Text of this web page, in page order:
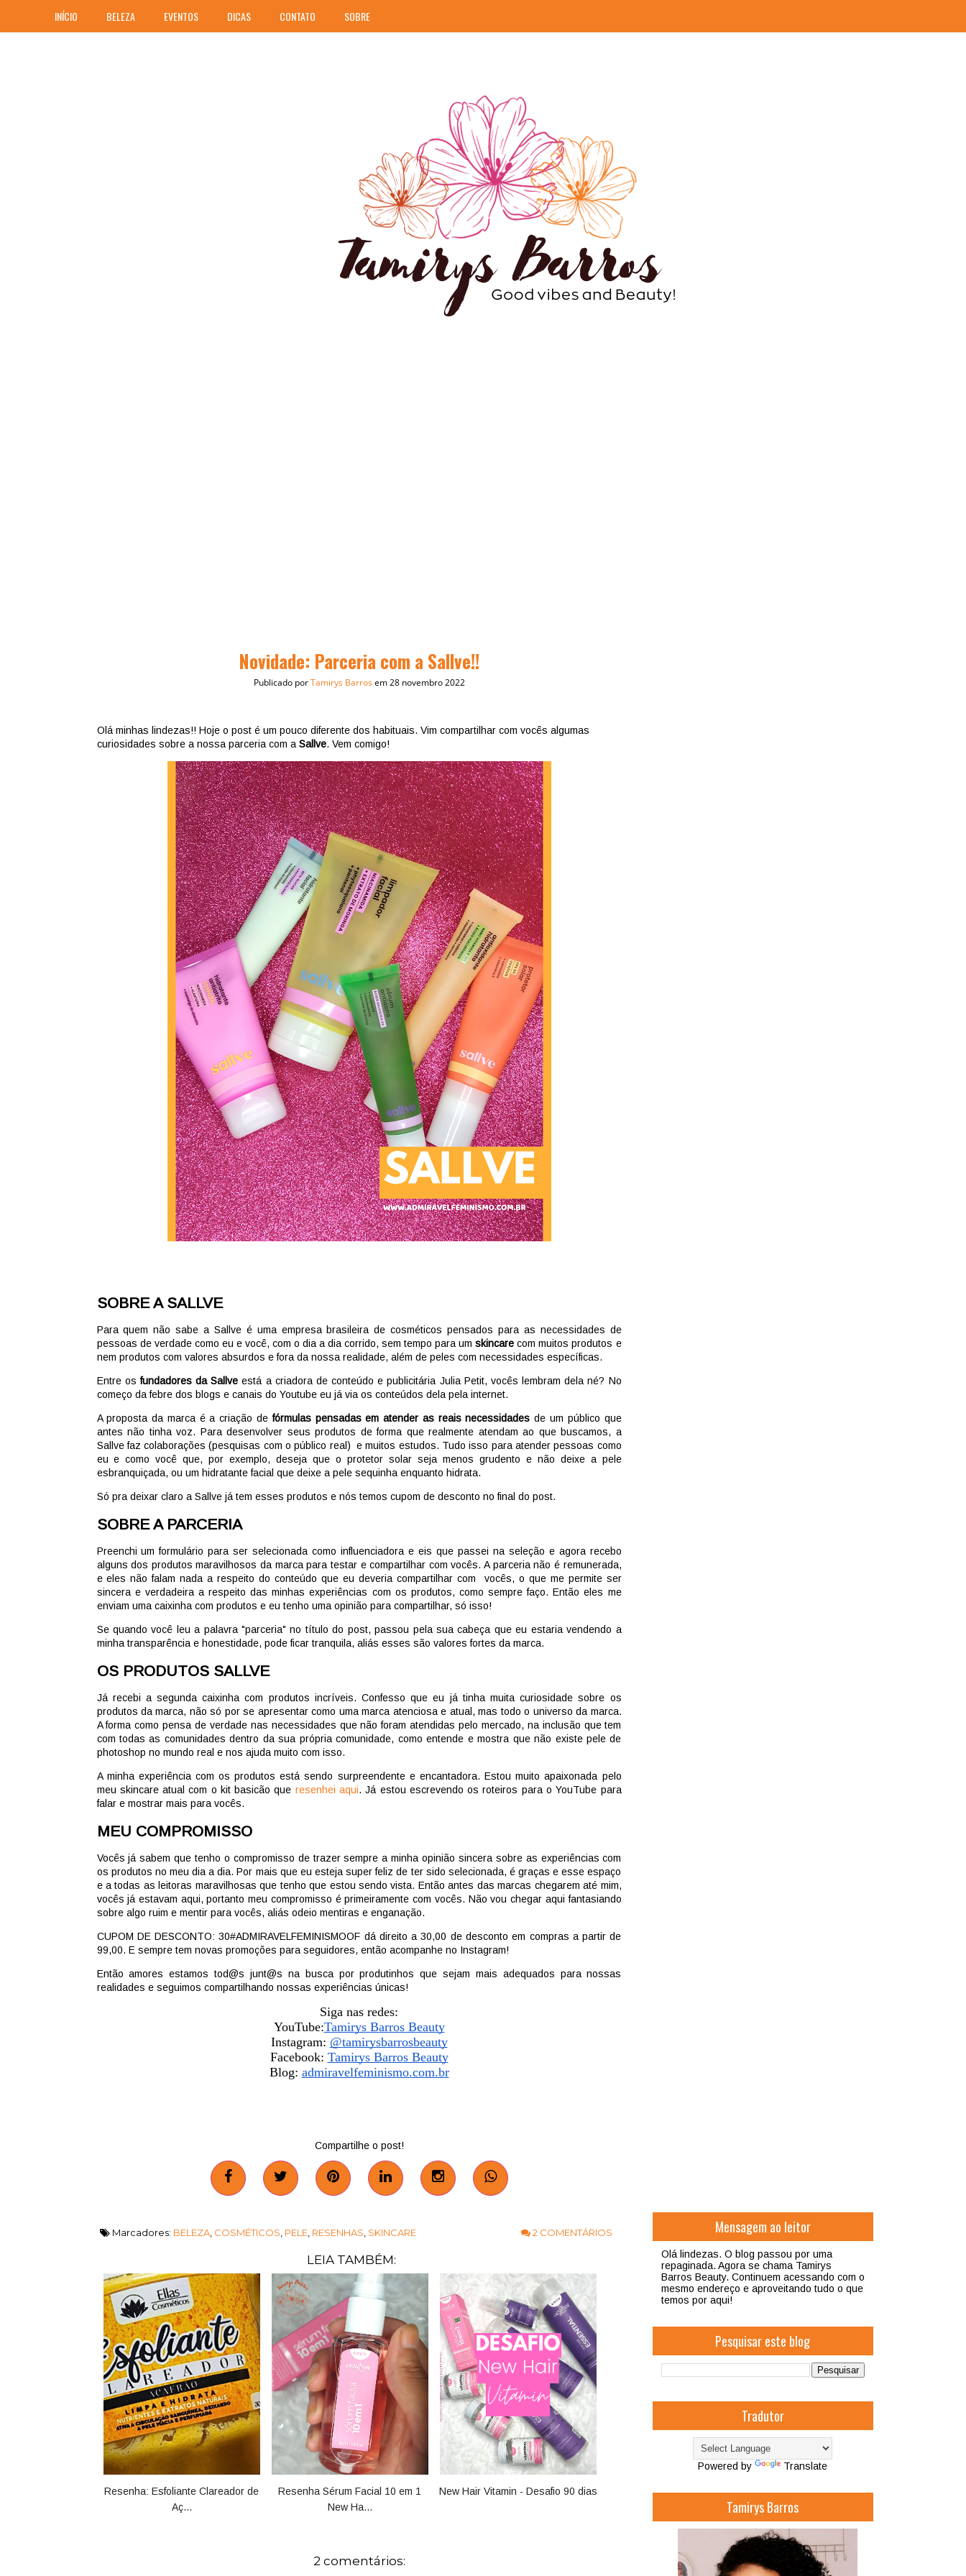
INÍCIO BELEZA EVENTOS DICAS CONTATO SOBRE
Novidade: Parceria com a Sallve!!
Publicado porTamirys Barros em 28 novembro 2022
Olá minhas lindezas!! Hoje o post é um pouco diferente dos habituais. Vim compartilhar com vocês algumas
curiosidades sobre a nossa parceria com a Sallve. Vem comigo!
SOBRE A SALLVE
Para quem não sabe a Sallve é uma empresa brasileira de cosméticos pensados para as necessidades de
pessoas de verdade como eu e você, com o dia a dia corrido, sem tempo para umskincare com muitos produtos e
nem produtos com valores absurdos e fora da nossa realidade, além de peles com necessidades específicas.
Entre osfundadores da Sallve está a criadora de conteúdo e publicitária Julia Petit, vocês lembram dela né? No
começo da febre dos blogs e canais do Youtube eu já via os conteúdos dela pela internet.
A proposta da marca é a criação defórmulas pensadas em atender as reais necessidades de um público que
antes não tinha voz. Para desenvolver seus produtos de forma que realmente atendam ao que buscamos, a
Sallve faz colaborações (pesquisas com o público real) e muitos estudos. Tudo isso para atender pessoas como
eu e como você que, por exemplo, deseja que o protetor solar seja menos grudento e não deixe a pele
esbranquiçada, ou um hidratante facial que deixe a pele sequinha enquanto hidrata.
Só pra deixar claro a Sallve já tem esses produtos e nós temos cupom de desconto no final do post.
SOBRE A PARCERIA
Preenchi um formulário para ser selecionada como influenciadora e eis que passei na seleção e agora recebo
alguns dos produtos maravilhosos da marca para testar e compartilhar com vocês. A parceria não é remunerada,
e eles não falam nada a respeito do conteúdo que eu deveria compartilhar com vocês, o que me permite ser
sincera e verdadeira a respeito das minhas experiências com os produtos, como sempre faço. Então eles me
enviam uma caixinha com produtos e eu tenho uma opinião para compartilhar, só isso!
Se quando você leu a palavra "parceria" no título do post, passou pela sua cabeça que eu estaria vendendo a
minha transparência e honestidade, pode ficar tranquila, aliás esses são valores fortes da marca.
OS PRODUTOS SALLVE
Já recebi a segunda caixinha com produtos incríveis. Confesso que eu já tinha muita curiosidade sobre os
produtos da marca, não só por se apresentar como uma marca atenciosa e atual, mas todo o universo da marca.
A forma como pensa de verdade nas necessidades que não foram atendidas pelo mercado, na inclusão que tem
com todas as comunidades dentro da sua própria comunidade, como entende e mostra que não existe pele de
photoshop no mundo real e nos ajuda muito com isso.
A minha experiência com os produtos está sendo surpreendente e encantadora. Estou muito apaixonada pelo
meu skincare atual com o kit basicão que resenhei aqui. Já estou escrevendo os roteiros para o YouTube para
falar e mostrar mais para vocês.
MEU COMPROMISSO
Vocês já sabem que tenho o compromisso de trazer sempre a minha opinião sincera sobre as experiências com
os produtos no meu dia a dia. Por mais que eu esteja super feliz de ter sido selecionada, é graças e esse espaço
e a todas as leitoras maravilhosas que tenho que estou sendo vista. Então antes das marcas chegarem até mim,
vocês já estavam aqui, portanto meu compromisso é primeiramente com vocês. Não vou chegar aqui fantasiando
sobre algo ruim e mentir para vocês, aliás odeio mentiras e enganação.
CUPOM DE DESCONTO: 30#ADMIRAVELFEMINISMOOF dá direito a 30,00 de desconto em compras a partir de
99,00. E sempre tem novas promoções para seguidores, então acompanhe no Instagram!
Então amores estamos tod@s junt@s na busca por produtinhos que sejam mais adequados para nossas
realidades e seguimos compartilhando nossas experiências únicas!
Siga nas redes:
YouTube:Tamirys Barros Beauty
Instagram: @tamirysbarrosbeauty
Facebook: Tamirys Barros Beauty
Blog: admiravelfeminismo.com.br
Compartilhe o post!
2 COMENTÁRIOS
Marcadores: BELEZA, COSMÉTICOS, PELE, RESENHAS, SKINCARE
LEIA TAMBÉM:
Resenha: Esfoliante Clareador de
Aç...
Resenha Sérum Facial 10 em 1
New Ha...
New Hair Vitamin - Desafio 90 dias
2 comentários:
Mensagem ao leitor
Olá lindezas. O blog passou por uma
repaginada. Agora se chama Tamirys
Barros Beauty. Continuem acessando com o
mesmo endereço e aproveitando tudo o que
temos por aqui!
Pesquisar este blog
Tradutor
Powered by Translate
Tamirys Barros